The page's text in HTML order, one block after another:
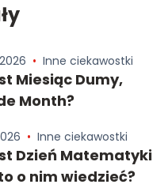
• Inne ciekawostki
Miesiąc Dumy,
Month?
• Inne ciekawostki
Dzień Matematyki
o nim wiedzieć?